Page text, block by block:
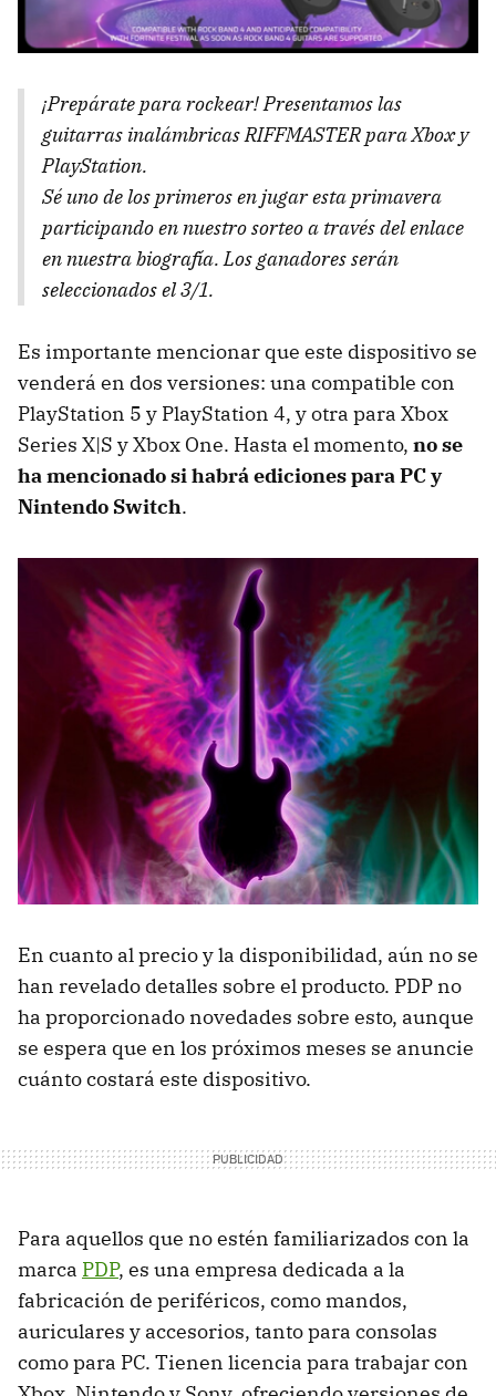
¡Prepárate para rockear! Presentamos las
guitarras inalámbricas RIFFMASTER para Xbox y
PlayStation.
Sé uno de los primeros en jugar esta primavera
participando en nuestro sorteo a través del enlace
en nuestra biografía. Los ganadores serán
seleccionados el 3/1.
Es importante mencionar que este dispositivo se
venderá en dos versiones: una compatible con
PlayStation 5 y PlayStation 4, y otra para Xbox
Series X|S y Xbox One. Hasta el momento, no se
ha mencionado si habrá ediciones para PC y
Nintendo Switch.
En cuanto al precio y la disponibilidad, aún no se
han revelado detalles sobre el producto. PDP no
ha proporcionado novedades sobre esto, aunque
se espera que en los próximos meses se anuncie
cuánto costará este dispositivo.
Para aquellos que no estén familiarizados con la
marca PDP, es una empresa dedicada a la
fabricación de periféricos, como mandos,
auriculares y accesorios, tanto para consolas
como para PC. Tienen licencia para trabajar con